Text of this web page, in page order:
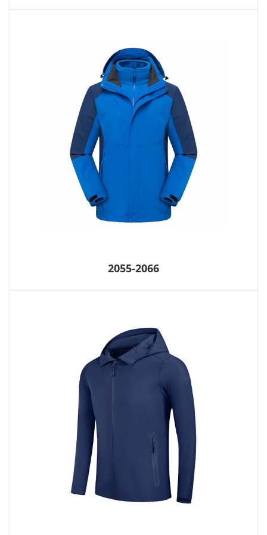
2055-2066